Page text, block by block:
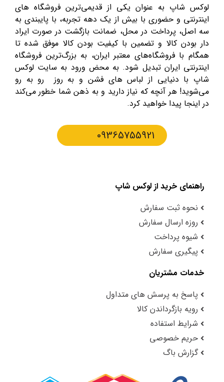
لوکس شاپ به عنوان یکی از قدیمی‌ترین فروشگاه های
اینترنتی و حضوری با بیش از یک دهه تجربه، با پایبندی به
سه اصل، پرداخت در محل، ضمانت بازگشت در صورت ایراد
دار بودن کالا و تضمین با کیفیت بودن کالا موفق شده تا
همگام با فروشگاه‌های معتبر ایران، به بزرگ‌ترین فروشگاه
اینترنتی ایران تبدیل شود. به محض ورود به سایت لوکس
شاپ با دنیایی از لباس های فشن و به روز رو به رو
می‌شوید! هر آنچه که نیاز دارید و به ذهن شما خطور می‌کند
در اینجا پیدا خواهید کرد.
09365755921
راهنمای خرید از لوکس شاپ
نحوه ثبت سفارش
روزه ارسال سفارش
شیوه پرداخت
پیگیری سفارش
خدمات مشتریان
پاسخ به پرسش های متداول
رویه بازگرداندن کالا
شرایط استفاده
حریم خصوصی
گزارش باگ